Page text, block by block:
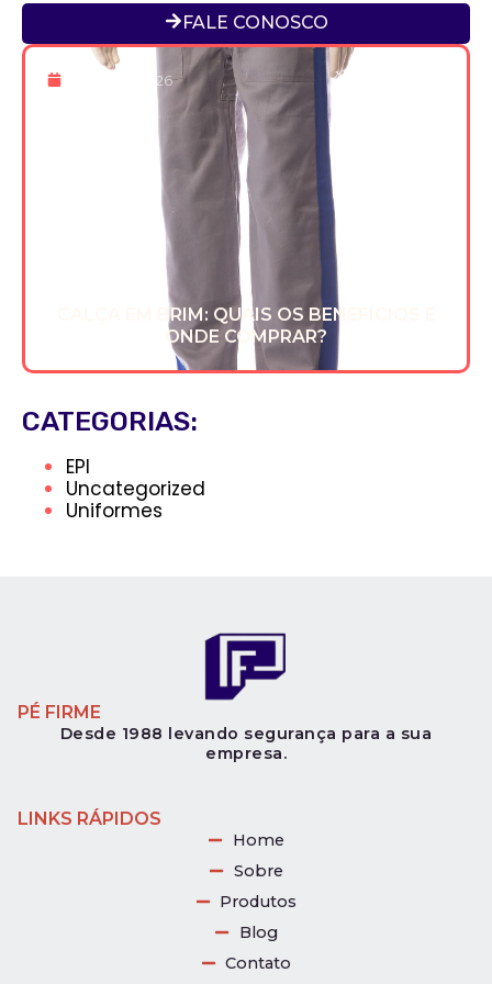
FALE CONOSCO
22 De Jan 2026
CALÇA EM BRIM: QUAIS OS BENEFÍCIOS E
ONDE COMPRAR?
CATEGORIAS:
EPI
Uncategorized
Uniformes
PÉ FIRME
Desde 1988 levando segurança para a sua
empresa.
LINKS RÁPIDOS
Home
Sobre
Produtos
Blog
Contato